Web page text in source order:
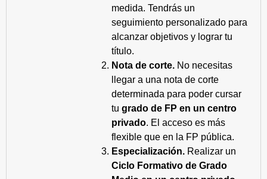
medida. Tendrás un
seguimiento personalizado para
alcanzar objetivos y lograr tu
título.
Nota de corte. No necesitas
llegar a una nota de corte
determinada para poder cursar
tu grado de FP en un centro
privado. El acceso es más
flexible que en la FP pública.
Especialización. Realizar un
Ciclo Formativo de Grado